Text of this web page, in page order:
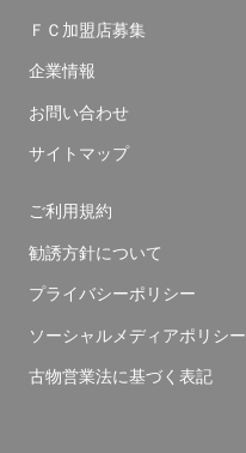
ＦＣ加盟店募集
企業情報
お問い合わせ
サイトマップ
ご利用規約
勧誘方針について
プライバシーポリシー
ソーシャルメディアポリシー
古物営業法に基づく表記